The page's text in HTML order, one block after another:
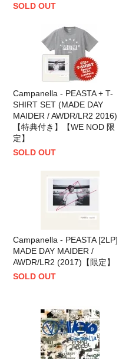
SOLD OUT
Campanella - PEASTA + T-
SHIRT SET (MADE DAY
MAIDER / AWDR/LR2 2016)
【特典付き】【WE NOD 限
定】
SOLD OUT
Campanella - PEASTA [2LP]
MADE DAY MAIDER /
AWDR/LR2 (2017)【限定】
SOLD OUT